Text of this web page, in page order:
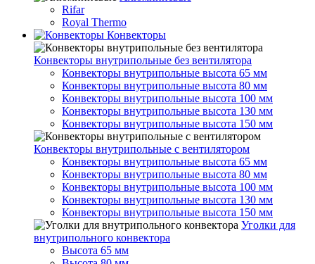
Rifar
Royal Thermo
Конвекторы
Конвекторы внутрипольные без вентилятора
Конвекторы внутрипольные высота 65 мм
Конвекторы внутрипольные высота 80 мм
Конвекторы внутрипольные высота 100 мм
Конвекторы внутрипольные высота 130 мм
Конвекторы внутрипольные высота 150 мм
Конвекторы внутрипольные с вентилятором
Конвекторы внутрипольные высота 65 мм
Конвекторы внутрипольные высота 80 мм
Конвекторы внутрипольные высота 100 мм
Конвекторы внутрипольные высота 130 мм
Конвекторы внутрипольные высота 150 мм
Уголки для
внутрипольного конвектора
Высота 65 мм